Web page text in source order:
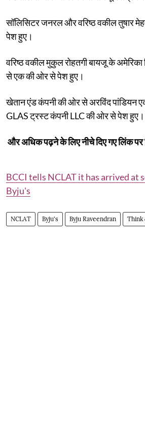
सॉलिसिटर जनरल और वरिष्ठ वकील तुषार
पेश हुए।
वरिष्ठ वकील मुकुल रोहतगी बायजू के अमेरिका
से एक की ओर से पेश हुए।
खेतान एंड कंपनी की ओर से अरविंद पांडियन
GLAS ट्रस्ट कंपनी LLC की ओर से पेश हुए।
और अधिक पढ़ने के लिए नीचे दिए गए लिंक
BCCI tells NCLAT it has arrived at
Byju's
NCLAT Byju's Byju Raveendran Think